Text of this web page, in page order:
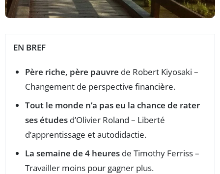
EN BREF
Père riche, père pauvre de Robert Kiyosaki –
Changement de perspective financière.
Tout le monde n’a pas eu la chance de rater
ses études d’Olivier Roland – Liberté
d’apprentissage et autodidactie.
La semaine de 4 heures de Timothy Ferriss –
Travailler moins pour gagner plus.